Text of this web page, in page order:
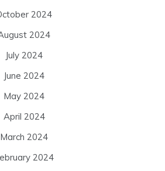
2024
2024
July 2024
June 2024
May 2024
April 2024
March 2024
2024